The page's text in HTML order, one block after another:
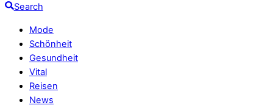
Search
Mode
Schönheit
Gesundheit
Vital
Reisen
News